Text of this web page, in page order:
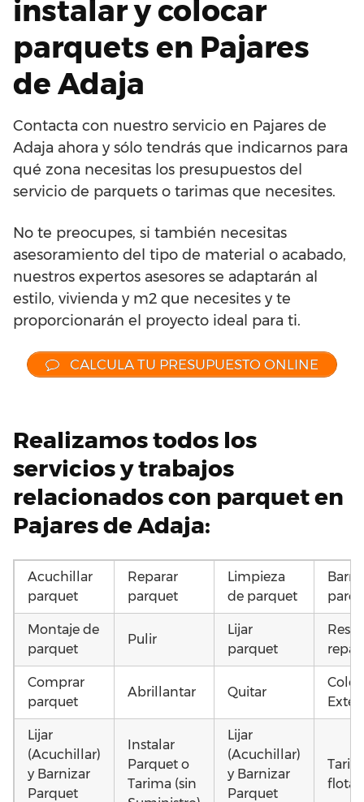
instalar y colocar
parquets en Pajares
de Adaja
Contacta con nuestro servicio en Pajares de
Adaja ahora y sólo tendrás que indicarnos para
qué zona necesitas los presupuestos del
servicio de parquets o tarimas que necesites.
No te preocupes, si también necesitas
asesoramiento del tipo de material o acabado,
nuestros expertos asesores se adaptarán al
estilo, vivienda y m2 que necesites y te
proporcionarán el proyecto ideal para ti.
CALCULA TU PRESUPUESTO ONLINE
Realizamos todos los
servicios y trabajos
relacionados con parquet en
Pajares de Adaja:
Acuchillar
parquet
Reparar
parquet
Limpieza
de parquet
Montaje de
parquet
Pulir
Lijar
parquet
Comprar
parquet
Abrillantar Quitar
Lijar
(Acuchillar)
y Barnizar
Parquet
Instalar
Parquet o
Tarima (sin
Lijar
(Acuchillar)
y Barnizar
Parquet